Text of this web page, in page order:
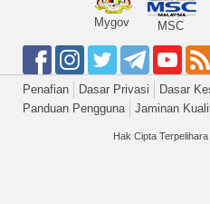
Mygov MSC
Penafian Dasar Privasi
Dasar
Panduan Pengguna
Jaminan
Hak Cipta